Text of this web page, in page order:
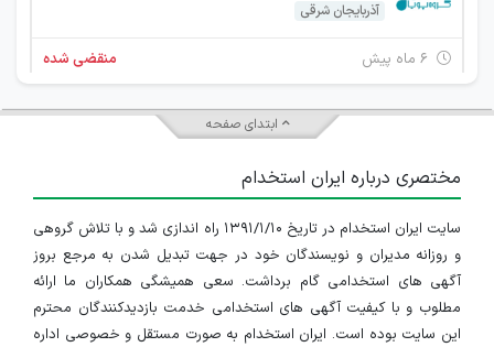
آذربایجان شرقی
منقضی شده
استخدام کارشناس فروش
آذربایجان شرقی
۸ ماه پیش منقضی شده
کمک انباردار
آذربایجان شرقی
۸ ماه پیش منقضی شده
ابتدای صفحه
مختصری درباره ایران استخدام
سایت ایران استخدام در تاریخ ۱۳۹۱/۱/۱۰ راه اندازی شد و با تلاش گروهی
و روزانه مدیران و نویسندگان خود در جهت تبدیل شدن به مرجع بروز
آگهی های استخدامی گام برداشت. سعی همیشگی همکاران ما ارائه
مطلوب و با کیفیت آگهی های استخدامی خدمت بازدیدکنندگان محترم
این سایت بوده است. ایران استخدام به صورت مستقل و خصوصی اداره